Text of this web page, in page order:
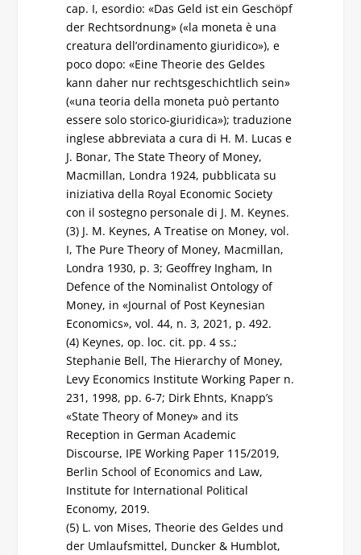
cap. I, esordio: «Das Geld ist ein Geschöpf
der Rechtsordnung» («la moneta è una
creatura dell’ordinamento giuridico»), e
poco dopo: «Eine Theorie des Geldes
kann daher nur rechtsgeschichtlich sein»
(«una teoria della moneta può pertanto
essere solo storico-giuridica»); traduzione
inglese abbreviata a cura di H. M. Lucas e
J. Bonar, The State Theory of Money,
Macmillan, Londra 1924, pubblicata su
iniziativa della Royal Economic Society
con il sostegno personale di J. M. Keynes.
(3) J. M. Keynes, A Treatise on Money, vol.
I, The Pure Theory of Money, Macmillan,
Londra 1930, p. 3; Geoffrey Ingham, In
Defence of the Nominalist Ontology of
Money, in «Journal of Post Keynesian
Economics», vol. 44, n. 3, 2021, p. 492.
(4) Keynes, op. loc. cit. pp. 4 ss.;
Stephanie Bell, The Hierarchy of Money,
Levy Economics Institute Working Paper n.
231, 1998, pp. 6-7; Dirk Ehnts, Knapp’s
«State Theory of Money» and its
Reception in German Academic
Discourse, IPE Working Paper 115/2019,
Berlin School of Economics and Law,
Institute for International Political
Economy, 2019.
(5) L. von Mises, Theorie des Geldes und
der Umlaufsmittel, Duncker & Humblot,